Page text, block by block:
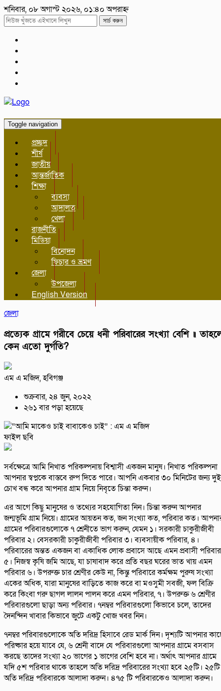
শনিবার, ০৮ অগাস্ট ২০২৬, ০১:৪০ অপরাহ্ন
সার্চ করুন
Toggle navigation
প্রচ্ছদ
শীর্ষ
জাতীয়
আন্তর্জাতিক
শিক্ষা
ব্যবসা
আদালত
খেলা
রাজনীতি
মিডিয়া
বিনোদন
ফিচার ও ভ্রমণ
জেলা
উপজেলা
English Version
জেলা
প্রত্যেক গ্রামে গরীবে চেয়ে ধনী পরিবারের সংখ্যা বেশি ॥
কেন এতো দুর্গতি?
এম এ মজিদ, হবিগঞ্জ
শুক্রবার, ২৪ জুন, ২০২২
২৬১ বার পড়া হয়েছে
ফাইল ছবি
সর্বক্ষেত্রে আমি নিখাত পরিকল্পনায় বিশ্বাসী একজন মানুষ। নিখাত পরিকল্পনা
আপনার স্বপ্নকে বাস্তবে রুপ দিতে পারে। আপনি একবার ৩০ মিনিটের জন্য দুই
চোখ বন্ধ করে আপনার গ্রাম নিয়ে নিবৃতে চিন্তা করুন।
এর আগে কিছু মানুষের ও তথ্যের সহযোগিতা নিন। চিন্তা করুন আপনার
জন্মভূমি গ্রাম নিয়ে। গ্রামের আয়তন কত, জন সংখ্যা কত, পরিবার কত।
গ্রামের পরিবারগুলোকে ৭ শ্রেনীতে ভাগ করুন, যেমন ১। সরকারী চাকুরীজীবী
পরিবার ২। বেসরকারী চাকুরীজীবী পরিবার ৩। ব্যবসায়ীক পরিবার, ৪।
পরিবারের অন্তত একজন বা একাধিক লোক প্রবাসে আছে এমন প্রবাসী পরিবার
৫। নিজস্ব কৃষি জমি আছে, যা চাষাবাদ করে প্রতি বছর ঘরের ভাত খায় এমন
পরিবার ৬। উপরুক্ত চার শ্রেণীর কেউ না, কিন্তু পরিবারে কর্মক্ষম পুরুষ সংখ্যা
একের অধিক, যারা মানুষের বাড়িতে কাজ করে বা মওসুমী সবজী, ফল বিক্রি
করে কিংবা গরু ছাগল লালন পালন করে এমন পরিবার, ৭। উপরুক্ত ৬ শ্রেণীর
পরিবারগুলো ছাড়া অন্য পরিবার। ৭নম্বর পরিবারগুলো কিভাবে চলে, তাদের
দৈনন্দিন খাবার কিভাবে জুটে একটু খোজ খবর নিন।
৭নম্বর পরিবারগুলোকে অতি দরিদ্র হিসাবে রেড মার্ক দিন। দৃশ্যটি আপনার
পরিষ্কার হয়ে যাবে যে, ৬ শ্রেনী বাদে যে পরিবারগুলো আপনার গ্রামে বসবাস
করছে তাদের সংখ্যা ২০ ভাগের ১ ভাগের বেশি হবে না। অর্থাৎ আপনার গ্রামে
যদি ৫শ পরিবার থাকে তাহলে অতি দরিদ্র পরিবারের সংখ্যা হবে ২৫টি। ২৫টি
অতি দরিদ্র পরিবারকে আলাদা করুন। ৪৭৫ টি পরিবারকেও আলাদা করুন।